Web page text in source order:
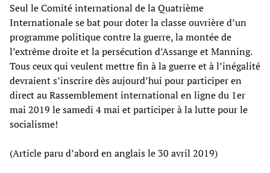
Seul le Comité international de la Quatrième
Internationale se bat pour doter la classe ouvrière d’un
programme politique contre la guerre, la montée de
l’extrême droite et la persécution d’Assange et Manning.
Tous ceux qui veulent mettre fin à la guerre et à l’inégalité
devraient s’inscrire dès aujourd’hui pour participer en
direct au Rassemblement international en ligne du 1er
mai 2019 le samedi 4 mai et participer à la lutte pour le
socialisme!
(Article paru d’abord en anglais le 30 avril 2019)